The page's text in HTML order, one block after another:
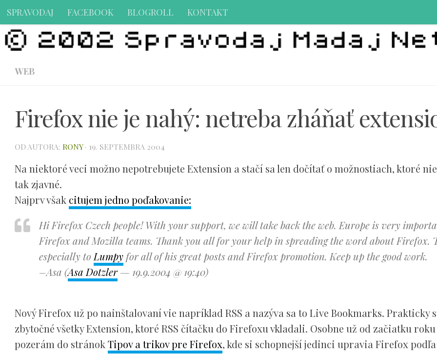
Preskočiť na obsah
SPRAVODAJ FACEBOOK BLOGROLL KONTAKT
WEB
Firefox nie je nahý: netreba zháňať
OD AUTORA: RONY · 19. SEPTEMBRA 2004
Na niektoré veci možno nepotrebujete Extension a stačí sa len dočítať o možnostiach, ktoré
tak zjavné.
Najprv však citujem jedno poďakovanie:
Hi Firefox Czech people! With your support, we will take back the web. Europe is very
Firefox and Mozilla teams. Thank you all for your help in spreading the word about Firefox.
especially to Lumpy for all of his great posts and Firefox promotion. Keep up the good work.
–Asa (Asa Dotzler— 19.9.2004 @ 19:40)
Nový Firefox už po nainštalovaní vie napríklad RSS a nazýva sa to Live Bookmarks. Prakticky
zbytočné všetky Extension, ktoré RSS čítačku do Firefoxu vkladali. Osobne už od začiatku roku
pozerám do stránok Tipov a trikov pre Firefox, kde si schopnejší jedinci upravia Firefox